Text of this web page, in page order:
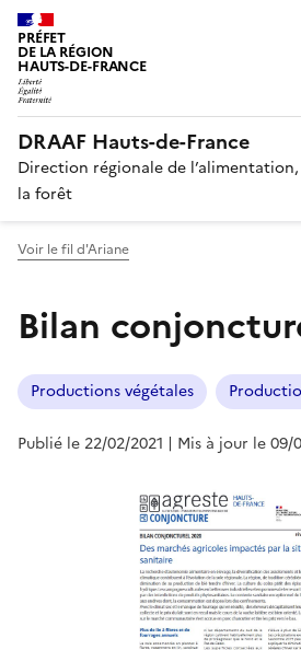
PRÉFET
DE LA RÉGION
HAUTS-DE-FRANCE
DRAAF Hauts-de-France
Direction régionale de
la forêt
Voir le fil d'Ariane
Bilan
Productions végétales
Publié le 22/02/2021 | Mis à jour le 09/